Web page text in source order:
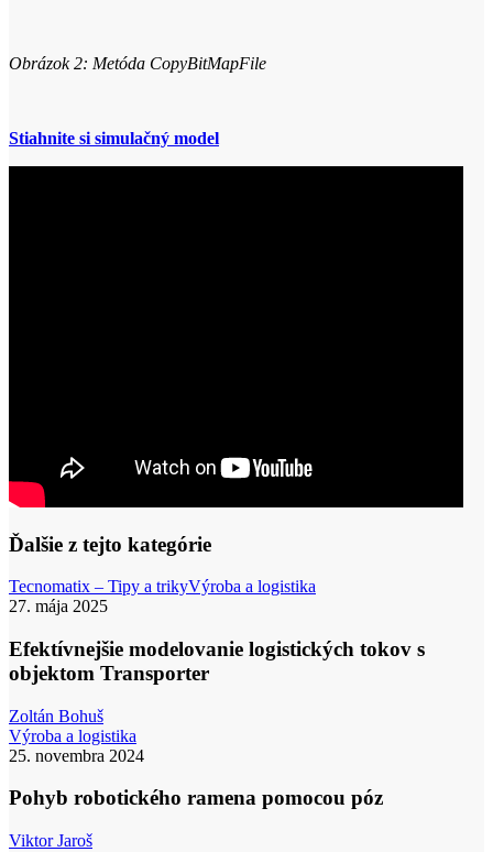
Obrázok 2: Metóda CopyBitMapFile
Stiahnite si simulačný model
Ďalšie z tejto kategórie
Tecnomatix – Tipy a trikyVýroba a logistika
tokov
27. mája 2025
Efektívnejšie modelovanie logistických tokov s
objektom Transporter
Zoltán Bohuš
Výroba a logistika
robotického
pomocou
25. novembra 2024
Pohyb robotického ramena pomocou póz
Viktor Jaroš